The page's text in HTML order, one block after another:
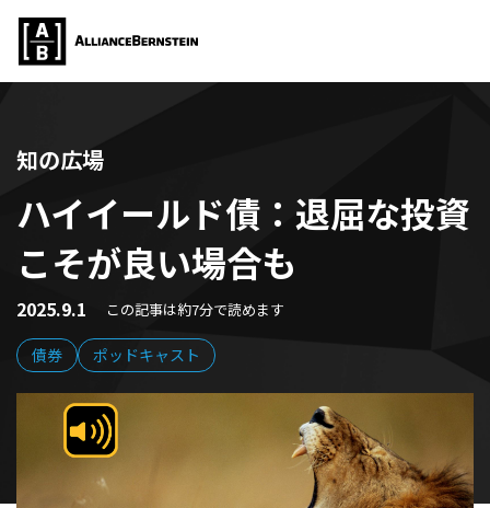
知の広場
ハイイールド債：退屈な投資
こそが良い場合も
2025.9.1 この記事は約7分で読めます
債券 ポッドキャスト